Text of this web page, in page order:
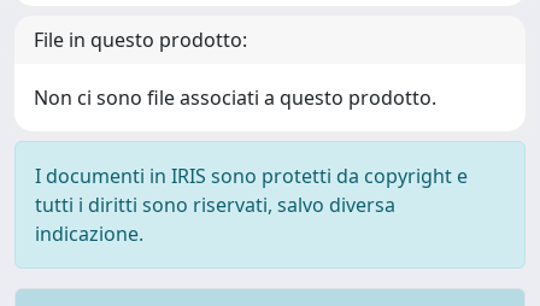
File in questo prodotto:
Non ci sono file associati a questo prodotto.
I documenti in IRIS sono protetti da copyright e
tutti i diritti sono riservati, salvo diversa
indicazione.